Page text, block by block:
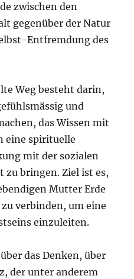
zwischen den
gegenüber der Natur
Entfremdung des
Weg besteht darin,
und
das Wissen mit
eine spirituelle
mit der sozialen
bringen. Ziel ist es,
Mutter Erde
verbinden, um eine
einzuleiten.
das Denken, über
der unter anderem